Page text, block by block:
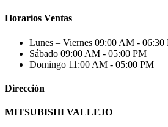
Horarios Ventas
Lunes – Viernes 09:00 AM - 06:30
Sábado 09:00 AM - 05:00 PM
Domingo 11:00 AM - 05:00 PM
Dirección
MITSUBISHI VALLEJO